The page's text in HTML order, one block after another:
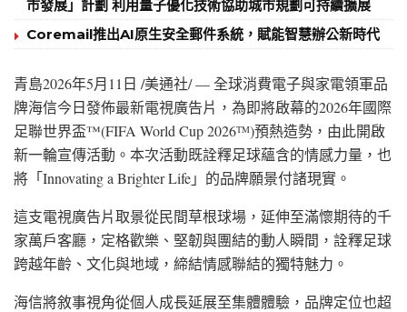
市發展」計劃 利用量子優化技術協助城市規劃可持續擴展
Coremail推出AI原生安全郵件系統，賦能智慧辦公新時代
青島2026年5月11日 /美通社/ — 全球消費電子與家電領軍品
牌海信今日發佈最新電視廣告片，為即將啟幕的2026年國際
足聯世界盃™(FIFA World Cup 2026TM)預熱造勢，由此開啟
新一輪宣傳活動。本次活動既詮釋足球蘊含的情感力量，也
將「Innovating a Brighter Life」的品牌願景付諸現實。
這支電視廣告片取景從民間草根球場，延伸至滿懷期待的千
家萬戶客廳，定格歡樂、堅韌與團結的動人瞬間，詮釋足球
跨越年齡、文化與地域，締結情感聯結的獨特魅力。
海信將敘事視角從個人成長延展至集體體驗，品牌定位也超